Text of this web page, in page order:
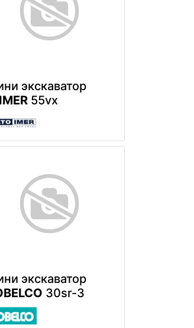
экскаватор
55vx
экскаватор
30sr-3